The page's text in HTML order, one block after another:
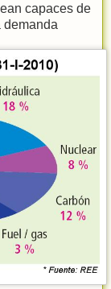
capaces de
demanda